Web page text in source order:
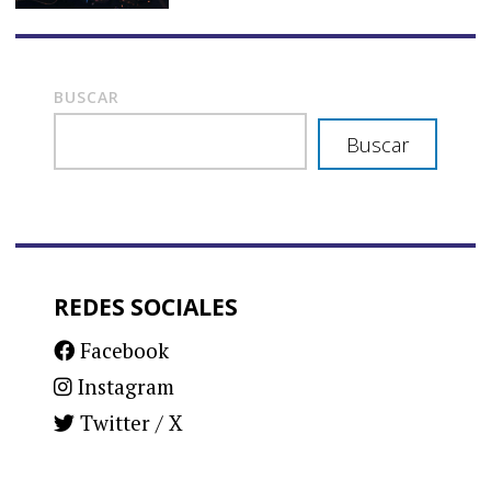
BUSCAR
Buscar
REDES SOCIALES
Facebook
Instagram
Twitter / X